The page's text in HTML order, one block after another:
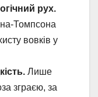
рух.
Томпсона
вовків у
Лише
зграєю, за